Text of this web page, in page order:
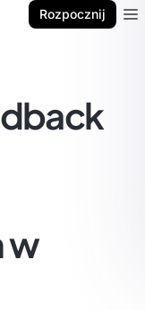
Rozpocznij
w